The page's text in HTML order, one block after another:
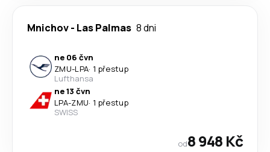
Mnichov- Las Palmas 8 dni
ne 06 čvn
ZMU-LPA· 1 přestup
Lufthansa
ne 13 čvn
LPA-ZMU· 1 přestup
SWISS
od8 948 Kč